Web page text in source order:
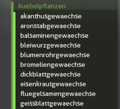
kuebelpflanzen
akanthusgewaechse
aronstabgewaechse
balsaminengewaechse
bleiwurzgewaechse
blumenrohrgewaechse
bromeliengewaechse
dickblattgewaechse
eisenkrautgewaechse
fluegelsamengewaechse
geissblattgewaechse